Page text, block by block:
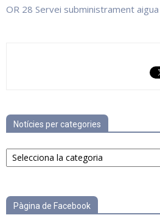
OR 28 Servei subministrament aigua
Notícies per categories
Notícies
per
Pàgina de Facebook